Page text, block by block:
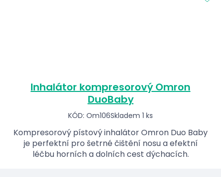
Inhalátor kompresorový Omron
DuoBaby
KÓD: Om106Skladem 1 ks
Kompresorový pístový inhalátor Omron Duo Baby
je perfektní pro šetrné čištění nosu a efektní
léčbu horních a dolních cest dýchacích.